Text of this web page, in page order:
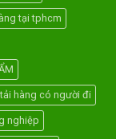
tại tphcm
hàng có người đi
nghiệp